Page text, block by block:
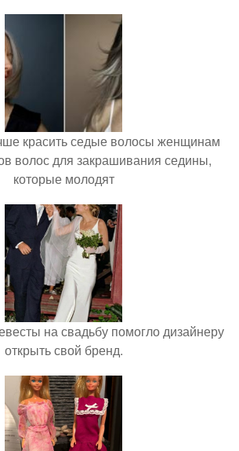
красить седые волосы женщинам
волос для закрашивания седины,
которые молодят
на свадьбу помогло дизайнеру
открыть свой бренд.